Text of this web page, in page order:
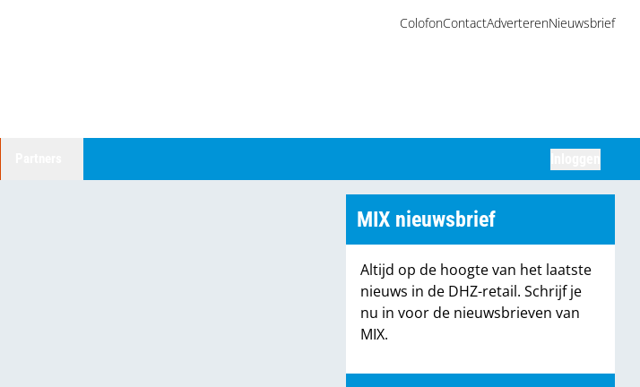
ColofonContactAdverterenNieuwsbrief
MIX nieuwsbrief
Altijd op de hoogte van het laatste
nieuws in de DHZ-retail. Schrijf je
nu in voor de nieuwsbrieven van
MIX.